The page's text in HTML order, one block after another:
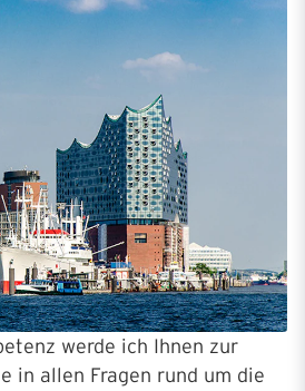
werde ich Ihnen zur
in allen Fragen rund um die